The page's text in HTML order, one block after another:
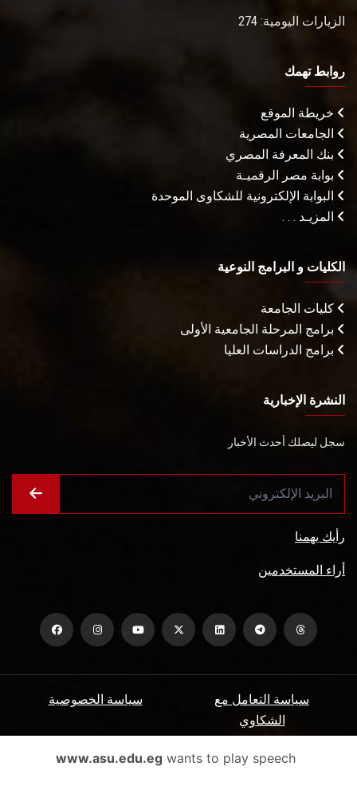
الزيارات اليومية: 274
روابط تهمك
خريطة الموقع
الجامعات المصرية
بنك المعرفة المصري
بوابة مصر الرقميـة
البوابة الإلكترونية للشكاوى الموحدة
المزيـد . . .
الكليات و البرامج النوعية
كليات الجامعة
برامج المرحلة الجامعية الأولى
برامج الدراسات العليا
النشرة الإخبارية
سجل ليصلك أحدث الأخبار
رأيك يهمنا
أراء المستخدمين
سياسة الخصوصية
سياسة التعامل مع
الشكاوي
الأسئلة الشائعة ميثاق المتعاملين www.asu.edu.egwants to play speech